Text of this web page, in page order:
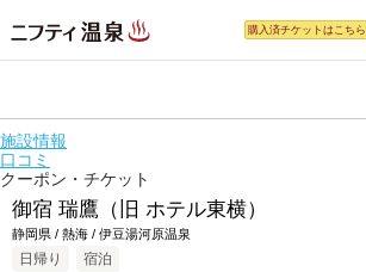
購入済チケットはこちら
施設情報
口コミ
クーポン・チケット
御宿 瑞鷹（旧 ホテル東横）
静岡県 / 熱海 / 伊豆湯河原温泉
日帰り 宿泊